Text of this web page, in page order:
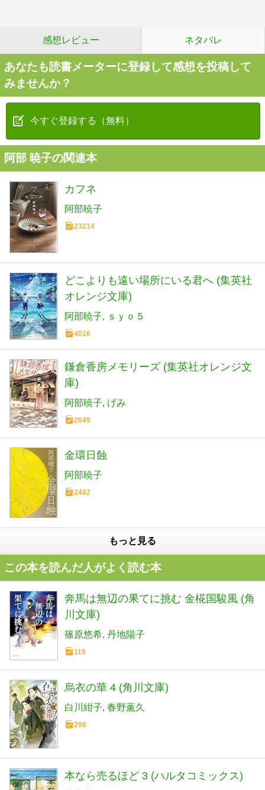
感想レビュー ネタバレ
あなたも読書メーターに登録して感想を投稿して
みませんか？
今すぐ登録する（無料）
阿部 暁子の関連本
カフネ
阿部暁子
23214
どこよりも遠い場所にいる君へ (集英社
オレンジ文庫)
阿部暁子 ｓｙｏ５
4016
鎌倉香房メモリーズ (集英社オレンジ文
庫)
阿部暁子 げみ
2649
金環日蝕
阿部暁子
2482
もっと見る
この本を読んだ人がよく読む本
奔馬は無辺の果てに挑む 金椛国駿風 (角
川文庫)
篠原悠希 丹地陽子
119
烏衣の華 4 (角川文庫)
白川紺子 春野薫久
290
本なら売るほど 3 (ハルタコミックス)